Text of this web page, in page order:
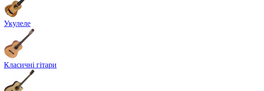
Укулеле
Класичні гітари